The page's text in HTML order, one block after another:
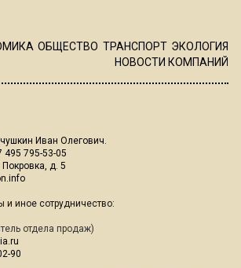
ОБЩЕСТВО ТРАНСПОРТ ЭКОЛОГИЯ
НОВОСТИ КОМПАНИЙ
Иван Олегович.
495 795-53-05
д. 5
и иное сотрудничество:
отдела продаж)
90